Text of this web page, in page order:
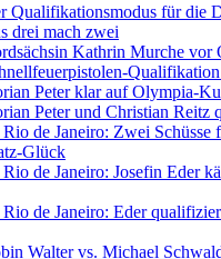
Qualifikationsmodus für die
drei mach zwei
Kathrin Murche vor
Peter klar auf Olympia-
Peter und Christian Reitz
de Janeiro: Zwei Schüsse
Glück
de Janeiro: Josefin Eder
de Janeiro: Eder
Walter vs. Michael